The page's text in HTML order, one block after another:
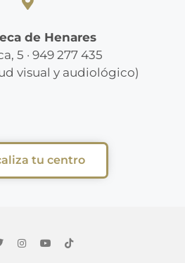
de Henares
5 · 949 277 435
visual y audiológico)
tu centro